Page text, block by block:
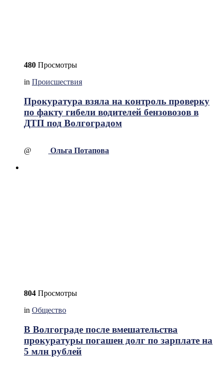
480 Просмотры
in Происшествия
Прокуратура взяла на контроль проверку
по факту гибели водителей бензовозов в
ДТП под Волгоградом
@ Ольга Потапова
804 Просмотры
in Общество
В Волгограде после вмешательства
прокуратуры погашен долг по зарплате на
5 млн рублей